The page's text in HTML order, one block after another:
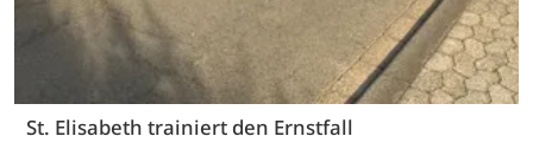
St. Elisabeth trainiert den Ernstfall